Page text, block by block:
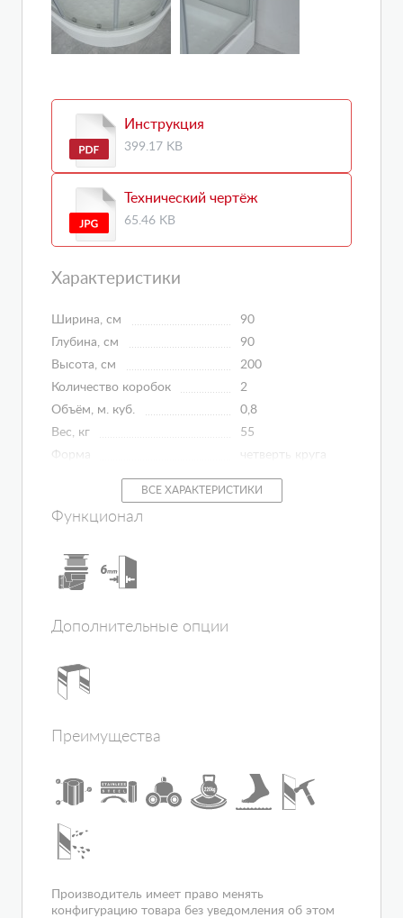
Инструкция
399.17 KB
Технический чертёж
65.46 KB
Характеристики
Ширина, см
90
Глубина, см
90
Высота, см
200
Количество коробок
2
Объём, м. куб.
0,8
Вес, кг
55
Форма
четверть круга
четверть круга
Вид поддона
низкий
Высота поддона, см
Материал профиля
Поддон в комплекте
Количество секций дверей
Конструкция дверей
Ориентация
Вход
ВСЕ ХАРАКТЕРИСТИКИ
Функционал
Дополнительные опции
Преимущества
Производитель имеет право менять
конфигурацию товара без уведомления об этом